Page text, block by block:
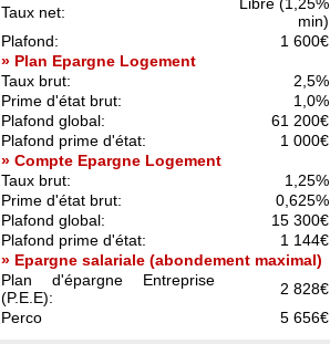
Taux net:
Libre (1,25%
min)
Plafond:
1 600€
» Plan Epargne Logement
Taux brut:
2,5%
Prime d'état brut:
1,0%
Plafond global:
61 200€
Plafond prime d'état:
1 000€
» Compte Epargne Logement
Taux brut:
1,25%
Prime d'état brut:
0,625%
Plafond global:
15 300€
Plafond prime d'état:
1 144€
» Epargne salariale (abondement maximal)
Plan d'épargne Entreprise
(P.E.E):
2 828€
Perco
5 656€